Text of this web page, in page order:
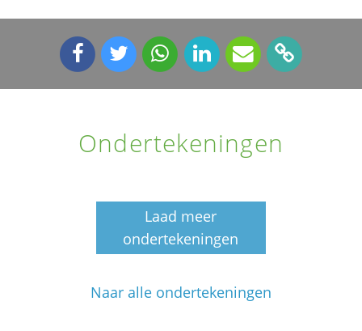
Ondertekeningen
Laad meer
ondertekeningen
Naar alle ondertekeningen